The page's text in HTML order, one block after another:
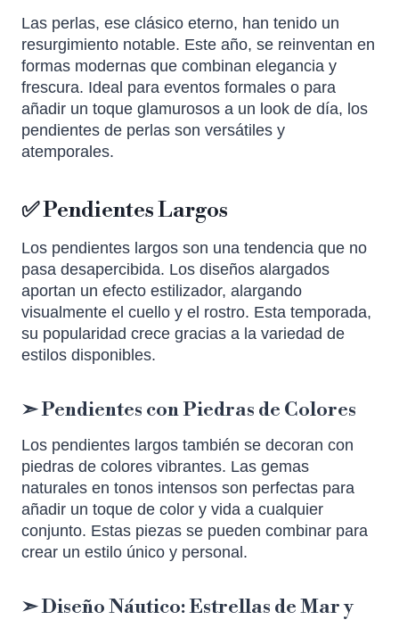
Las perlas, ese clásico eterno, han tenido un
resurgimiento notable. Este año, se reinventan en
formas modernas que combinan elegancia y
frescura. Ideal para eventos formales o para
añadir un toque glamurosos a un look de día, los
pendientes de perlas son versátiles y
atemporales.
✅ Pendientes Largos
Los pendientes largos son una tendencia que no
pasa desapercibida. Los diseños alargados
aportan un efecto estilizador, alargando
visualmente el cuello y el rostro. Esta temporada,
su popularidad crece gracias a la variedad de
estilos disponibles.
➣ Pendientes con Piedras de Colores
Los pendientes largos también se decoran con
piedras de colores vibrantes. Las gemas
naturales en tonos intensos son perfectas para
añadir un toque de color y vida a cualquier
conjunto. Estas piezas se pueden combinar para
crear un estilo único y personal.
➣ Diseño Náutico: Estrellas de Mar y